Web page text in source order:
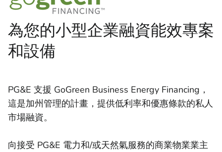
為您的小型企業融資能效專案
和設備
PG&E 支援 GoGreen Business Energy Financing，
這是加州管理的計畫，提供低利率和優惠條款的私人
市場融資。
向接受 PG&E 電力和/或天然氣服務的商業物業業主